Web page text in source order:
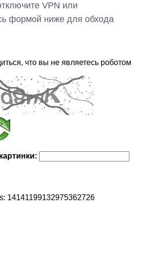
VPN или
формой ниже для обхода
что вы не являетесь роботом
14141199132975362726